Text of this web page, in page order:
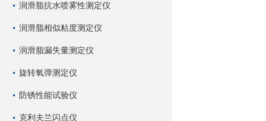
润滑脂抗水喷雾性测定仪
润滑脂相似粘度测定仪
润滑脂漏失量测定仪
旋转氧弹测定仪
防锈性能试验仪
克利夫兰闪点仪